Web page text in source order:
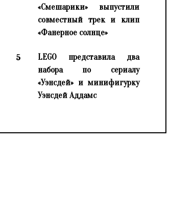
«Смешарики» выпустили
совместный трек и клип
«Фанерное солнце»
5
LEGO представила два
набора по сериалу
«Уэнсдей» и минифигурку
Уэнсдей Аддамс